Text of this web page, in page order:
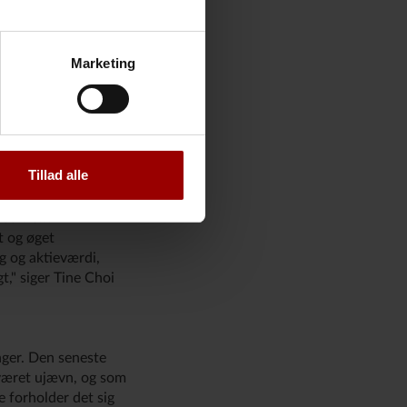
Marketing
Tillad alle
en bredere
planlægger
netop har
i kunstig
og øget
og aktieværdi,
siger Tine Choi
Den seneste
ujævn, og som
forholder det sig